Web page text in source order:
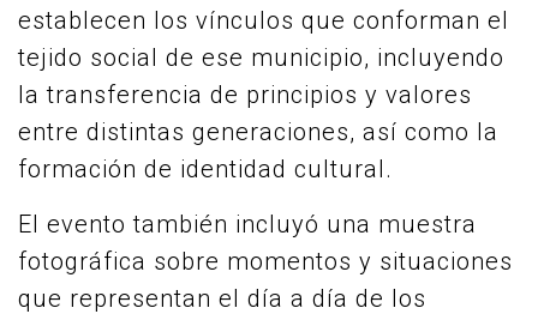
establecen los vínculos que conforman el
tejido social de ese municipio, incluyendo
la transferencia de principios y valores
entre distintas generaciones, así como la
formación de identidad cultural.
El evento también incluyó una muestra
fotográfica sobre momentos y situaciones
que representan el día a día de los